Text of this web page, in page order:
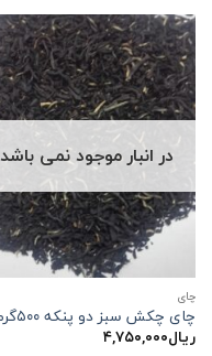
در انبار موجود نمی باشد
چاي
چای چکش سبز دو پنکه ۵۰۰گرمی
ریال۴,۷۵۰,۰۰۰